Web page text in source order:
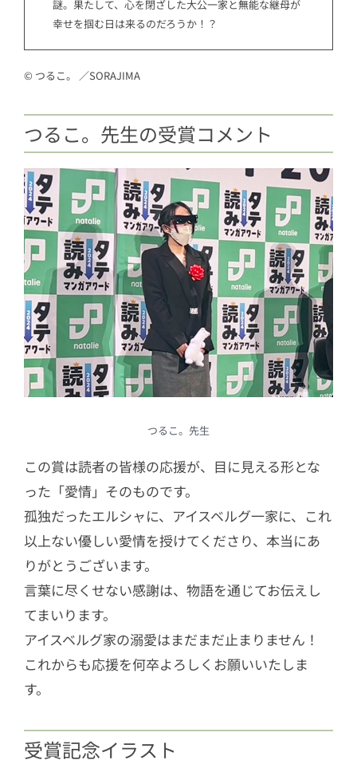
謎。果たして、心を閉ざした大公一家と無能な継母が
幸せを掴む日は来るのだろうか！？
© つるこ。 ／SORAJIMA
つるこ。先生の受賞コメント
つるこ。先生
この賞は読者の皆様の応援が、目に見える形とな
った「愛情」そのものです。
孤独だったエルシャに、アイスベルグ一家に、これ
以上ない優しい愛情を授けてくださり、本当にあ
りがとうございます。
言葉に尽くせない感謝は、物語を通じてお伝えし
てまいります。
アイスベルグ家の溺愛はまだまだ止まりません！
これからも応援を何卒よろしくお願いいたしま
す。
受賞記念イラスト